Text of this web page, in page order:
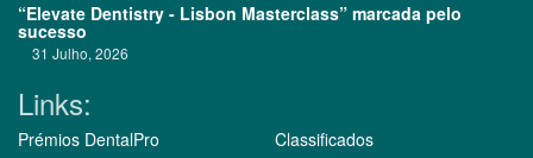
“Elevate Dentistry - Lisbon Masterclass” marcada pelo
sucesso
31 Julho, 2026
Links:
Prémios DentalPro
Classificados